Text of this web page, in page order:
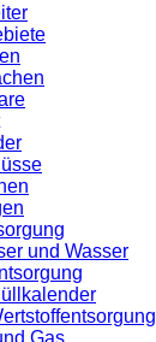
und Wasser